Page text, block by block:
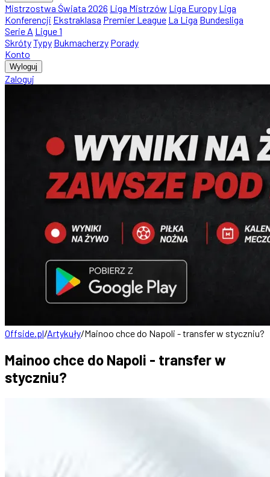
Mistrzostwa Świata 2026 Liga Mistrzów Liga Europy Liga
Konferencji Ekstraklasa Premier League La Liga Bundesliga
Serie A Ligue 1
SkrótyTypy Bukmacherzy Porady
Konto
Wyloguj
Zaloguj
Offside.pl/Artykuły/Mainoo chce do Napoli - transfer w styczniu?
Mainoo chce do Napoli - transfer w
styczniu?